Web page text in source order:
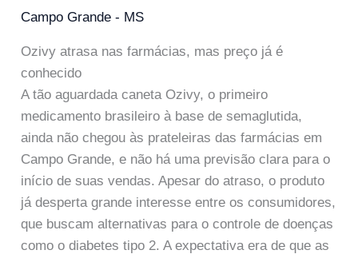
Campo Grande - MS
Ozivy atrasa nas farmácias, mas preço já é
conhecido
A tão aguardada caneta Ozivy, o primeiro
medicamento brasileiro à base de semaglutida,
ainda não chegou às prateleiras das farmácias em
Campo Grande, e não há uma previsão clara para o
início de suas vendas. Apesar do atraso, o produto
já desperta grande interesse entre os consumidores,
que buscam alternativas para o controle de doenças
como o diabetes tipo 2. A expectativa era de que as